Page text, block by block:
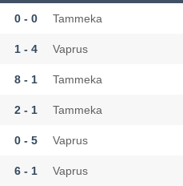
0 - 0 Tammeka
1 - 4 Vaprus
8 - 1 Tammeka
2 - 1 Tammeka
0 - 5 Vaprus
6 - 1 Vaprus